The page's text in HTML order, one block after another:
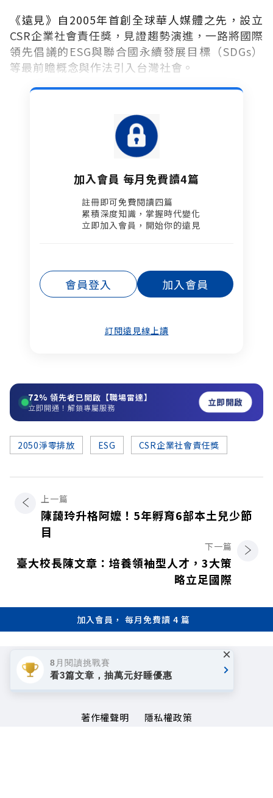
《遠見》自2005年首創全球華人媒體之先，設立
CSR企業社會責任獎，見證趨勢演進，一路將國際
領先倡議的ESG與聯合國永續發展目標（SDGs）
等最前瞻概念與作法引入台灣社會。
加入會員 每月免費讀4篇
註冊即可免費閱讀四篇​
累積深度知識，掌握時代變化​
立即加入會員，開始你的遠見
會員登入 加入會員
訂閱遠見線上讀
72% 領先者已開啟【職場雷達】
立即開通！解鎖專屬服務 立即開啟
2050淨零排放 ESG CSR企業社會責任獎
上一篇
陳藹玲升格阿嬤！5年孵育6部本土兒少節
目
下一篇
臺大校長陳文章：培養領袖型人才，3大策
略立足國際
加入會員， 每月免費讀 4 篇
著作權聲明
隱私權政策
8月閱讀挑戰賽
看3篇文章，抽萬元好睡優惠
×